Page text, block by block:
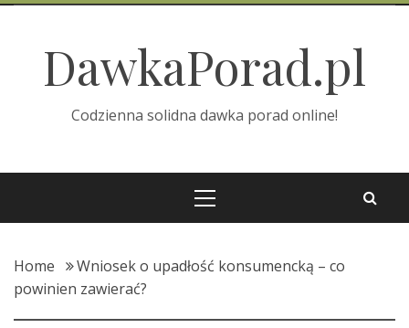
Skip
contentDawkaPorad.pl
Codzienna solidna dawka porad online!
Home
Wniosek o upadłość konsumencką – co
powinien zawierać?